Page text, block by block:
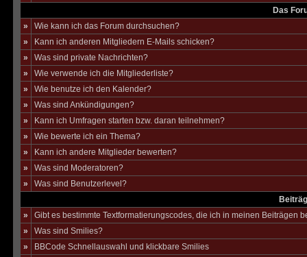
Das
»
Wie kann ich das Forum durchsuchen?
»
Kann ich anderen Mitgliedern E-Mails schicken?
»
Was sind private Nachrichten?
»
Wie verwende ich die Mitgliederliste?
»
Wie benutze ich den Kalender?
»
Was sind Ankündigungen?
»
Kann ich Umfragen starten bzw. daran teilnehmen?
»
Wie bewerte ich ein Thema?
»
Kann ich andere Mitglieder bewerten?
»
Was sind Moderatoren?
»
Was sind Benutzerlevel?
»
Gibt es bestimmte Textformatierungscodes, die ich in meinen Beiträgen
»
Was sind Smilies?
»
BBCode Schnellauswahl und klickbare Smilies